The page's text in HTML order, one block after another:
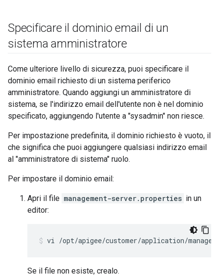
Specificare il dominio email di un
sistema amministratore
Come ulteriore livello di sicurezza, puoi specificare il
dominio email richiesto di un sistema periferico
amministratore. Quando aggiungi un amministratore di
sistema, se l'indirizzo email dell'utente non è nel dominio
specificato, aggiungendo l'utente a "sysadmin" non riesce.
Per impostazione predefinita, il dominio richiesto è vuoto, il
che significa che puoi aggiungere qualsiasi indirizzo email
al "amministratore di sistema" ruolo.
Per impostare il dominio email:
Apri il file management-server.properties in un
editor:
vi /opt/apigee/customer/application/
Se il file non esiste, crealo.